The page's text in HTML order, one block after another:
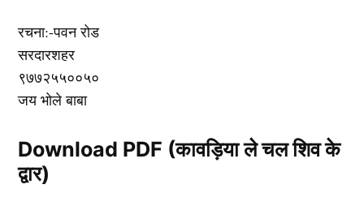
रचना:-पवन रोड
सरदारशहर
९७७२५५००५०
जय भोले बाबा
Download PDF (कावड़िया ले चल शिव के
द्वार)